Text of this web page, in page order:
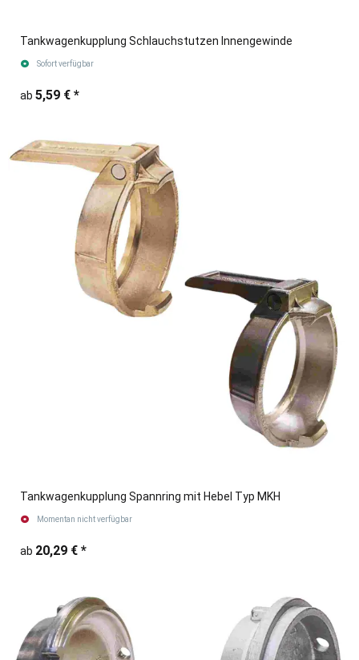
Tankwagenkupplung Schlauchstutzen Innengewinde
Sofort verfügbar
ab 5,59 € *
Tankwagenkupplung Spannring mit Hebel Typ MKH
Momentan nicht verfügbar
ab 20,29 € *